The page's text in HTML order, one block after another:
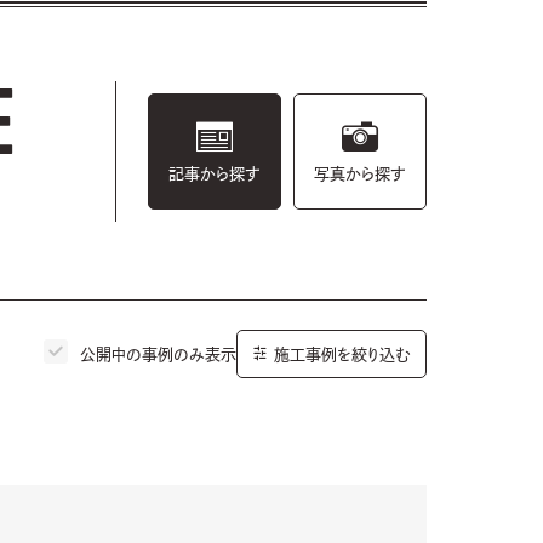
記事から探す 写真から探す
公開中の事例のみ表示 施工事例を絞り込む